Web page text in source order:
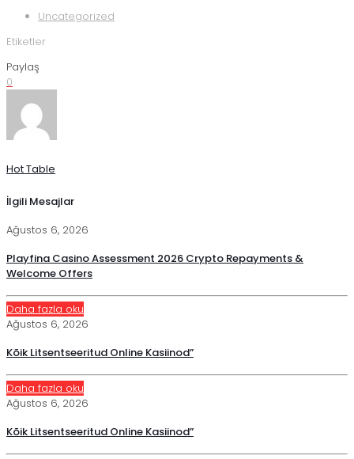
Uncategorized
Etiketler
Paylaş
0
Hot Table
İlgili Mesajlar
Ağustos 6, 2026
Playfina Casino Assessment 2026 Crypto Repayments &
Welcome Offers
Daha fazla oku
Ağustos 6, 2026
Kõik Litsentseeritud Online Kasiinod”
Daha fazla oku
Ağustos 6, 2026
Kõik Litsentseeritud Online Kasiinod”